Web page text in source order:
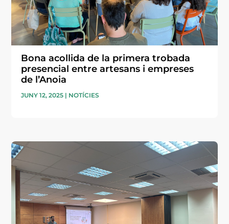
Bona acollida de la primera trobada
presencial entre artesans i empreses
de l’Anoia
JUNY 12, 2025 | NOTÍCIES